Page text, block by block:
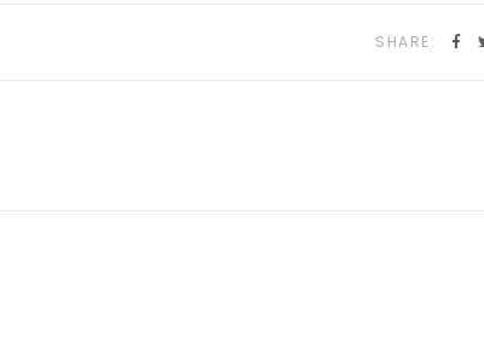
SHARE: